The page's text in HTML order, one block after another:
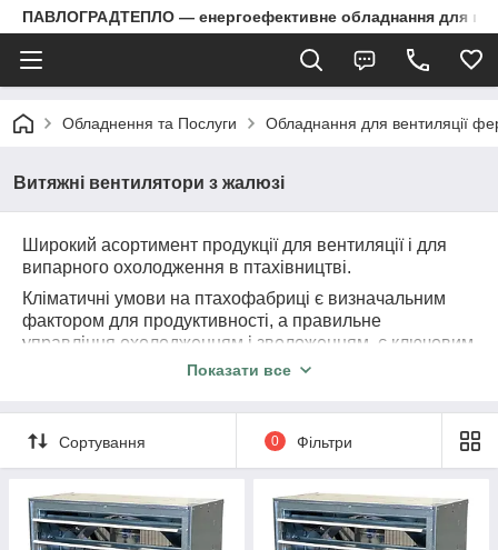
ПАВЛОГРАДТЕПЛО — енергоефективне обладнання для
Обладнення та Послуги Обладнання для вентиляції
Витяжні вентилятори з жалюзі
Широкий асортимент продукції для вентиляції і для
випарного охолодження в птахівництві.
Кліматичні умови на птахофабриці є визначальним
фактором для продуктивності, а правильне
управління охолодженням і зволоженням, є ключовим
фактором для поліпшення співвідношення конверсії
Показати все
Сортування 0 Фільтри